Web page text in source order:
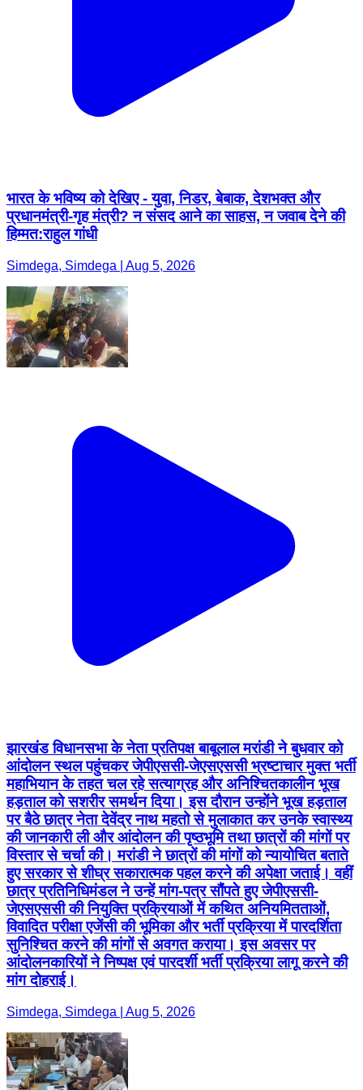
भारत के भविष्य को देखिए - युवा, निडर, बेबाक, देशभक्त और
प्रधानमंत्री-गृह मंत्री? न संसद आने का साहस, न जवाब देने की
हिम्मत:राहुल गांधी
Simdega, Simdega | Aug 5, 2026
झारखंड विधानसभा के नेता प्रतिपक्ष बाबूलाल मरांडी ने बुधवार को
आंदोलन स्थल पहुंचकर जेपीएससी-जेएसएससी भ्रष्टाचार मुक्त भर्ती
महाभियान के तहत चल रहे सत्याग्रह और अनिश्चितकालीन भूख
हड़ताल को सशरीर समर्थन दिया। इस दौरान उन्होंने भूख हड़ताल
पर बैठे छात्र नेता देवेंद्र नाथ महतो से मुलाकात कर उनके स्वास्थ्य
की जानकारी ली और आंदोलन की पृष्ठभूमि तथा छात्रों की मांगों पर
विस्तार से चर्चा की। मरांडी ने छात्रों की मांगों को न्यायोचित बताते
हुए सरकार से शीघ्र सकारात्मक पहल करने की अपेक्षा जताई। वहीं
छात्र प्रतिनिधिमंडल ने उन्हें मांग-पत्र सौंपते हुए जेपीएससी-
जेएसएससी की नियुक्ति प्रक्रियाओं में कथित अनियमितताओं,
विवादित परीक्षा एजेंसी की भूमिका और भर्ती प्रक्रिया में पारदर्शिता
सुनिश्चित करने की मांगों से अवगत कराया। इस अवसर पर
आंदोलनकारियों ने निष्पक्ष एवं पारदर्शी भर्ती प्रक्रिया लागू करने की
मांग दोहराई।
Simdega, Simdega | Aug 5, 2026